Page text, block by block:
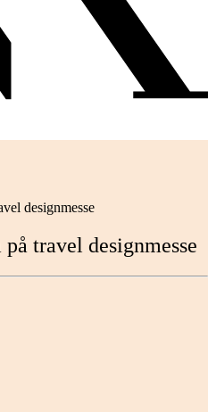
designmesse
på travel designmesse